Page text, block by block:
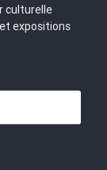
culturelle
expositions